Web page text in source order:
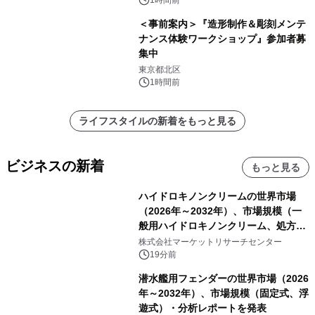
＜事前案内＞『造形制作＆彫刻メンテ
ナンス体験ワークショップ』参加者募
集中
東京都北区
1時間前
ライフスタイルの新着をもっと見る
ビジネスの新着 もっと見る
ハイドロキノンクリームの世界市場
（2026年～2032年）、市場規模（一
般用ハイドロキノンクリーム、処方用
ハイドロキノンクリーム）・分析レポ
ートを発表
株式会社マーケットリサーチセンター
19分前
潜水艦用フェンダーの世界市場（2026
年～2032年）、市場規模（固定式、浮
遊式）・分析レポートを発表